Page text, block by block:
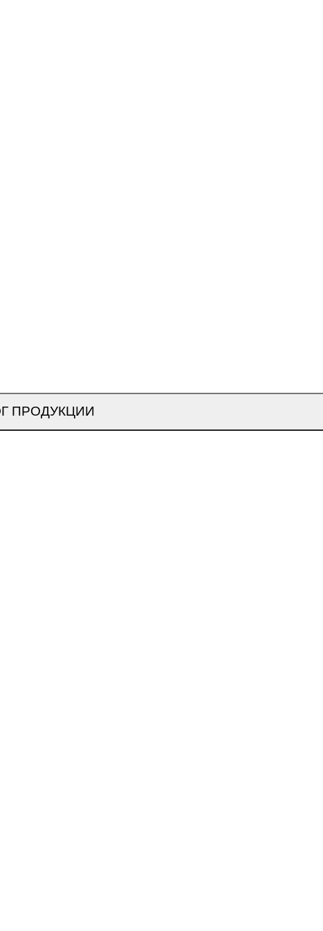
ПРОДУКЦИИ